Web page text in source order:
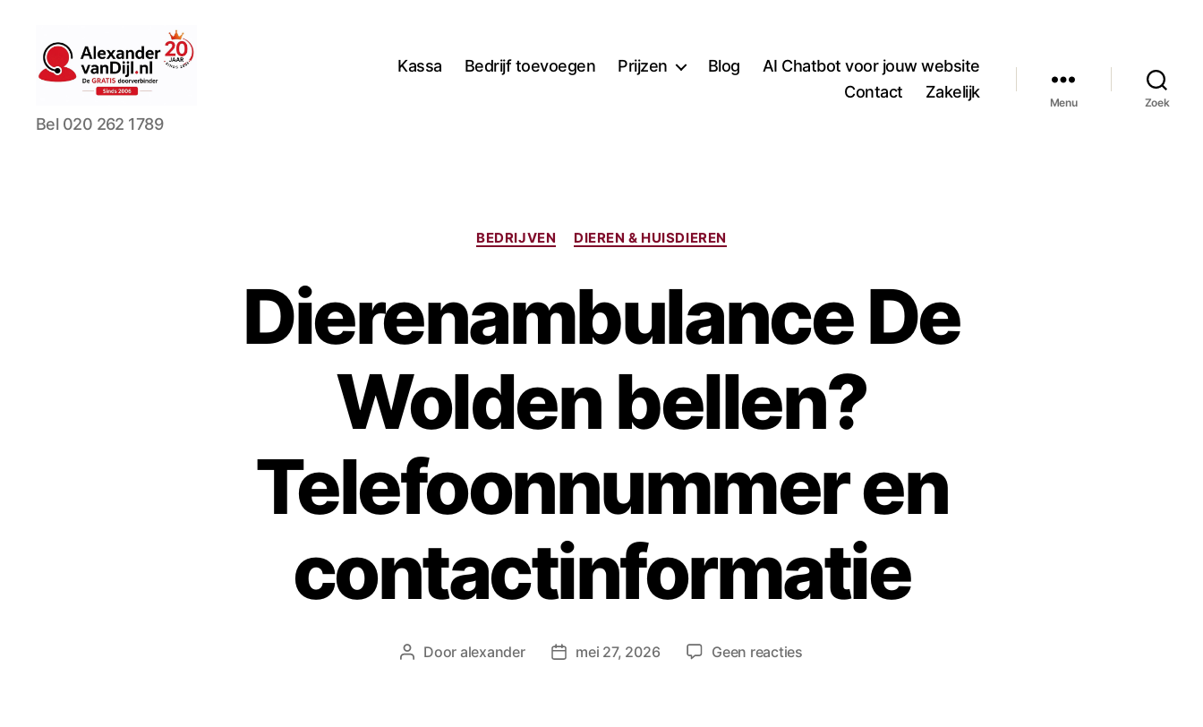
AlexandervanDijl.nl
Bel 020 262 1789
Kassa Bedrijf toevoegen Prijzen Blog
AI Chatbot voor jouw website
Contact
Zakelijk
Menu Zoek
Categorieën
BEDRIJVEN DIEREN & HUISDIEREN
Dierenambulance De
Wolden bellen?
Telefoonnummer en
contactinformatie
Berichtauteur
Door alexander Berichtdatum
mei 27, 2026 Geen reactiesop